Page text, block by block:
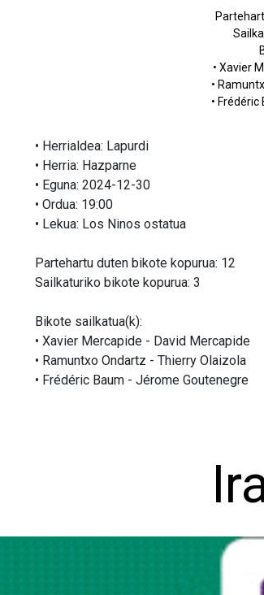
• Xavier
•
•
• Herrialdea: Lapurdi
• Herria: Hazparne
• Eguna: 2024-12-30
• Ordua: 19:00
• Lekua: Los Ninos ostatua
Partehartu duten bikote kopurua: 12
Sailkaturiko bikote kopurua: 3
Bikote sailkatua(k):
• Xavier Mercapide - David Mercapide
• Ramuntxo Ondartz - Thierry Olaizola
• Frédéric Baum - Jérome Goutenegre